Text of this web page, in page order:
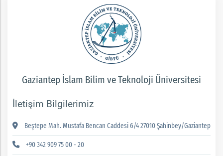
Gaziantep İslam Bilim ve Teknoloji Üniversitesi
İletişim Bilgilerimiz
Beştepe Mah. Mustafa Bencan Caddesi 6/4 27010 Şahinbey/Gaziantep
+90 342 909 75 00 - 20